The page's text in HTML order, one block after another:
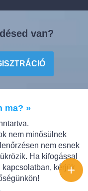
van?
ma? »
nem minősülnek
nem esnek
Ha kifogással
kérjük+